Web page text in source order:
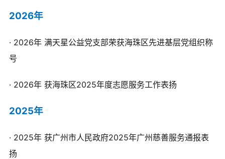
机构设置
机构荣誉
公益项目
2026年
· 2026年 满天星公益党支部荣获海珠区先进基层党组织称
号
· 2026年 获海珠区2025年度志愿服务工作表扬
2025年
· 2025年 获广州市人民政府2025年广州慈善服务通报表
扬